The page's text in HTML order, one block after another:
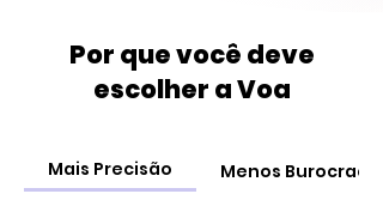
Por que você deve
escolher a Voa
Mais Precisão Menos Burocracia